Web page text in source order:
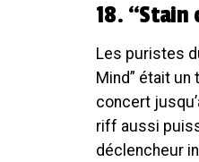
18. “Stain
Les puristes
Mind” était
concert
riff aussi
déclencheur